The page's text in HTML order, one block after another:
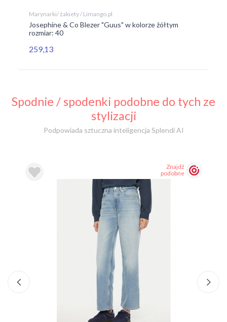
Marynarki/ żakiety / Limango.pl
Josephine & Co Blezer "Guus" w kolorze żółtym
rozmiar: 40
259,13
Spodnie / spodenki podobne do tych ze
stylizacji
Podpowiada sztuczna inteligencja Splendi AI
Znajdź
podobne